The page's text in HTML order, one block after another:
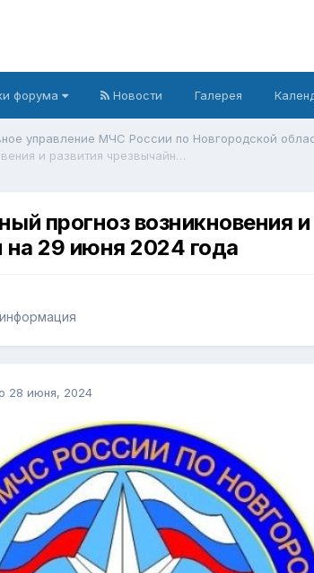
форума Новости Галерея
управление МЧС России по Новгородской
Ежедневный оперативный прогноз возникновения и развития чрезвычайных ситуаций на территории Новгородской области на 29 июня 2024 года
прогноз возникновения
на 29 июня 2024 года
28 июня, 2024